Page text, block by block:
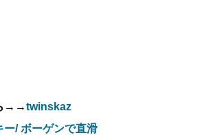
→→twinskaz
ー/ ボーゲンで直滑